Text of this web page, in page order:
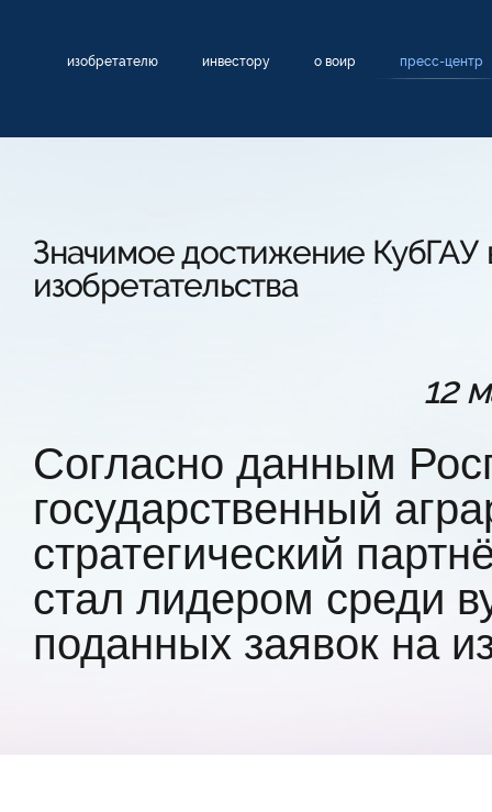
изобретателю инвестору о воир пресс-центр
Значимое достижение КубГАУ
изобретательства
12
Согласно данным
государственный
стратегический
стал лидером среди
поданных заявок на